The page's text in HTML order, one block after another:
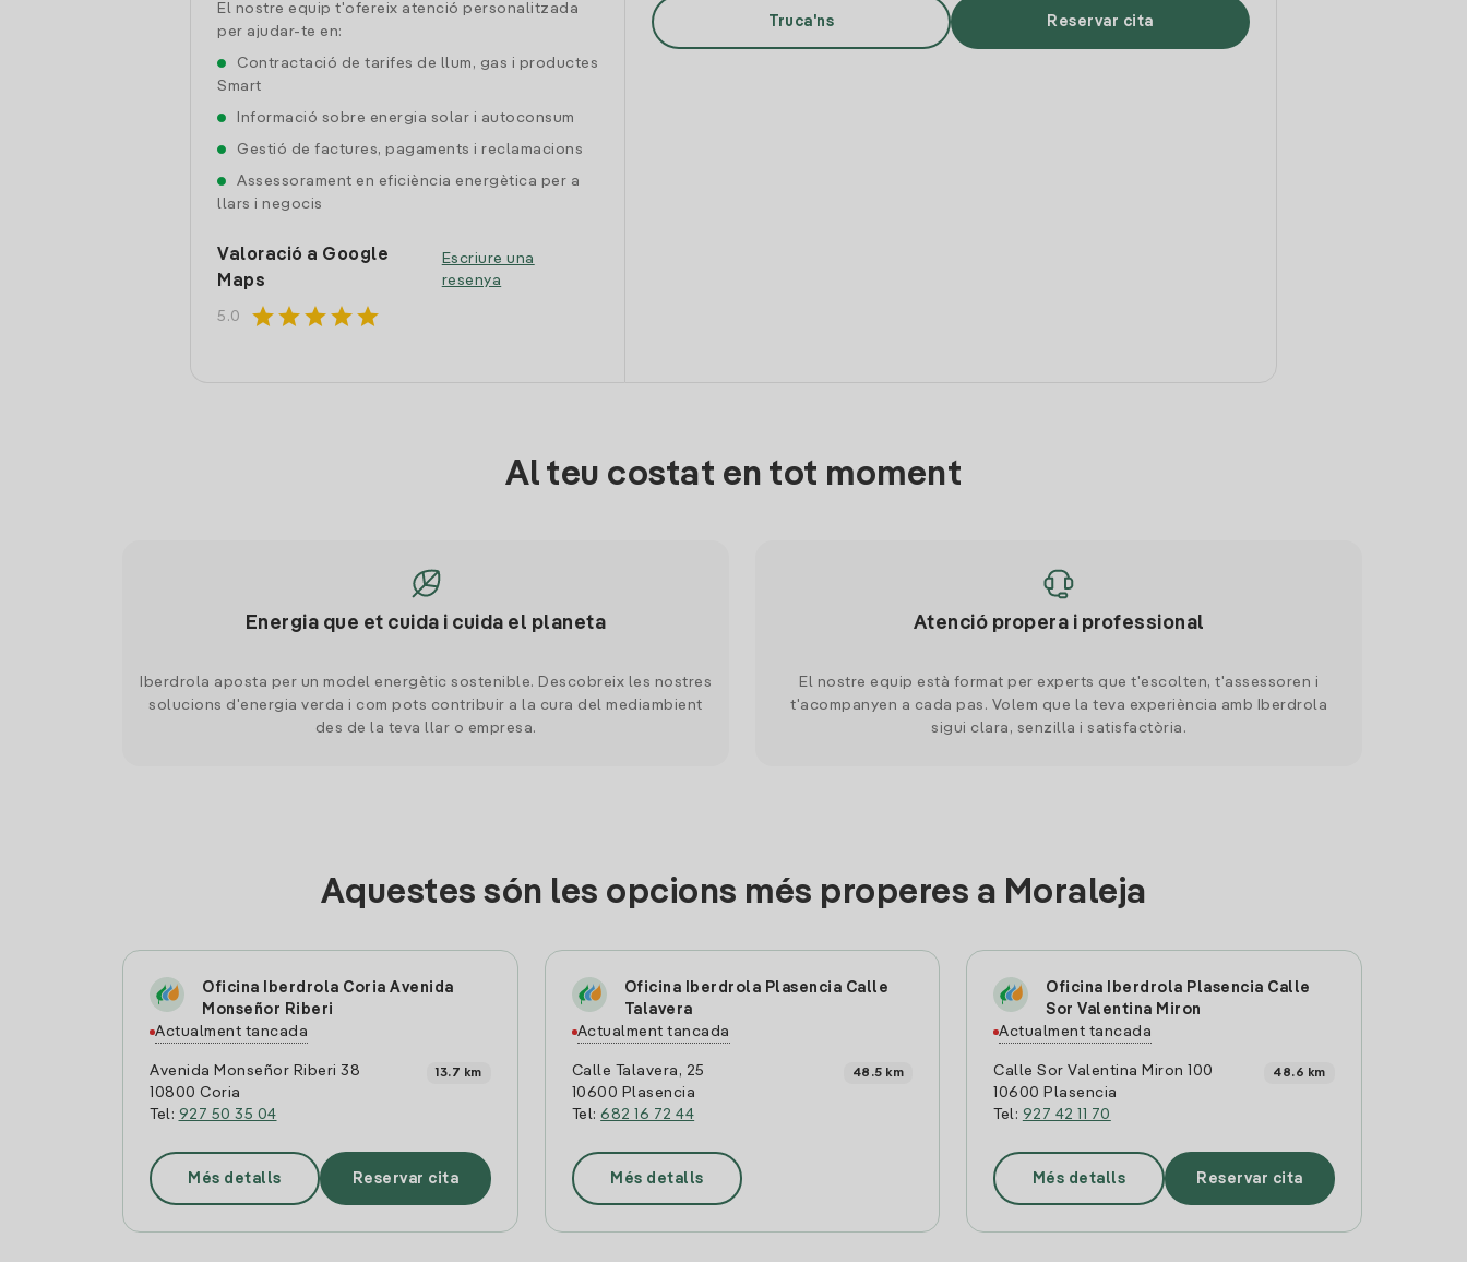
El nostre equip t'ofereix atenció personalitzada
per ajudar-te en:
Contractació de tarifes de llum, gas i productes
Smart
Informació sobre energia solar i autoconsum
Gestió de factures, pagaments i reclamacions
Assessorament en eficiència energètica per a
llars i negocis
Valoració a Google
Maps
5.0 starstarstarstarstar
Escriure una
resenya
Truca'ns Reservar cita
Al teu costat en tot moment
Energia que et cuida i cuida el planeta
Iberdrola aposta per un model energètic sostenible. Descobreix les nostres
solucions d'energia verda i com pots contribuir a la cura del mediambient
des de la teva llar o empresa.
Atenció propera i professional
El nostre equip està format per experts que t'escolten, t'assessoren i
t'acompanyen a cada pas. Volem que la teva experiència amb Iberdrola
sigui clara, senzilla i satisfactòria.
Aquestes són les opcions més properes a Moraleja
Oficina Iberdrola Coria Avenida
Monseñor Riberi
Actualment tancada
Avenida Monseñor Riberi 38
10800 Coria
Tel: 927 50 35 04
13.7 km
Més detalls Reservar cita
Oficina Iberdrola Plasencia Calle
Talavera
Actualment tancada
Calle Talavera, 25
10600 Plasencia
Tel:682 16 72 44
48.5 km
Més detalls
Oficina Iberdrola Plasencia Calle
Sor Valentina Miron
Actualment tancada
Calle Sor Valentina Miron 100
10600 Plasencia
Tel: 927 42 11 70
48.6 km
Més detalls Reservar cita